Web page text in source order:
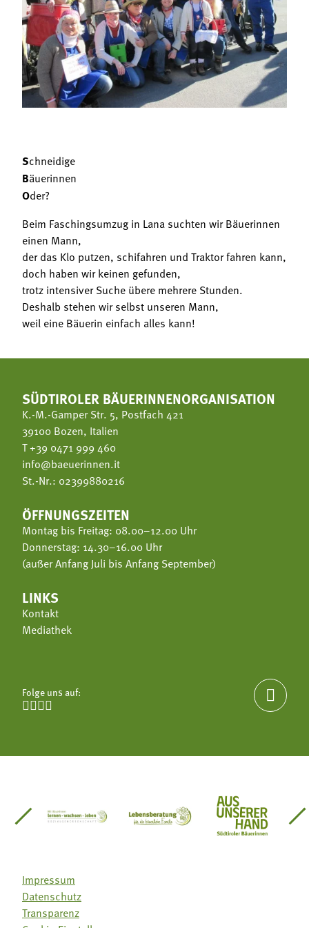
Mitgliedschaft
Landessekretariat
Bäuerliche Buffets
Hofgeschichten
Schneidige
Bäuerinnen
Oder?
Beim Faschingsumzug in Lana suchten wir Bäuerinnen
einen Mann,
der das Klo putzen, schifahren und Traktor fahren kann,
doch haben wir keinen gefunden,
trotz intensiver Suche übere mehrere Stunden.
Deshalb stehen wir selbst unseren Mann,
weil eine Bäuerin einfach alles kann!
SÜDTIROLER BÄUERINNENORGANISATION
K.-M.-Gamper Str. 5, Postfach 421
39100 Bozen, Italien
T+39 0471 999 460
info@baeuerinnen.it
St.-Nr.: 02399880216
ÖFFNUNGSZEITEN
Montag bis Freitag: 08.00–12.00 Uhr
Donnerstag: 14.30–16.00 Uhr
(außer Anfang Juli bis Anfang September)
LINKS
Kontakt
Mediathek
Folge uns auf:


Südtirol
Gärtnervereinigung
Sozialgenossenschaft Mit Bäuerinnen lernen -
Lebensberatung für dieAus unserer
Impressum
Datenschutz
Transparenz